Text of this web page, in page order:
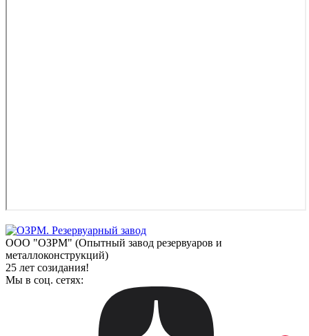
ООО "ОЗРМ" (Опытный завод резервуаров и
металлоконструкций)
25 лет созидания!
Мы в соц. сетях: